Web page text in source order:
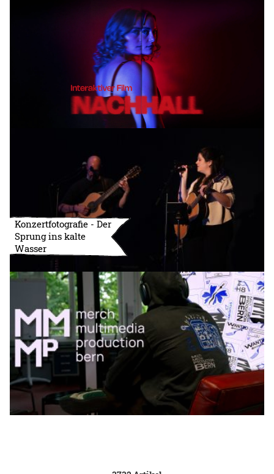
Konzertfotografie - Der
Sprung ins kalte
Wasser